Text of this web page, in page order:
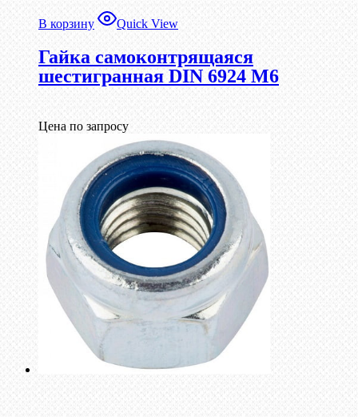
В корзину Quick View
Гайка самоконтрящаяся
шестигранная DIN 6924 М6
Цена по запросу